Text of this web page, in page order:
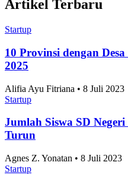
Artikel Terbaru
Startup
10 Provinsi dengan
2025
Alifia Ayu Fitriana • 8 Juli 2023
Startup
Jumlah Siswa SD
Turun
Agnes Z. Yonatan • 8 Juli 2023
Startup